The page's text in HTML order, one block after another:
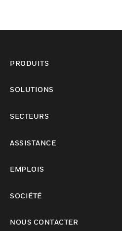
PRODUITS
SOLUTIONS
SECTEURS
ASSISTANCE
EMPLOIS
SOCIÉTÉ
NOUS CONTACTER